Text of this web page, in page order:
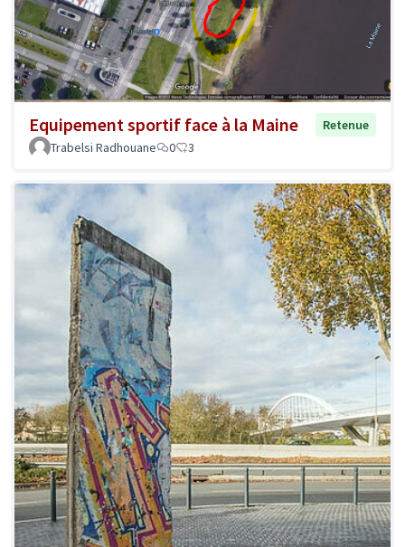
Equipement sportif face à la Maine
Retenue
Trabelsi Radhouane
0 3